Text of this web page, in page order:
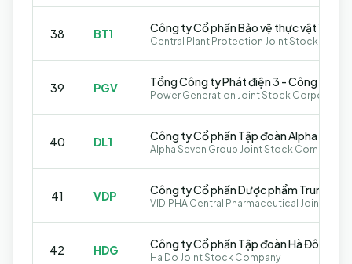
38 BT1 Công ty Cổ phần Bảo vệ thực vật 1
39 PGV Tổng Công ty Phát điện 3 - Công ty Cổ
Power Generation Joint Stock
40 DL1 Công ty Cổ phần Tập đoàn Alpha Seven
Alpha Seven Group Joint Stock Company
41 VDP
42 HDG Công ty Cổ phần Tập đoàn Hà Đô
Ha Do Joint Stock Company